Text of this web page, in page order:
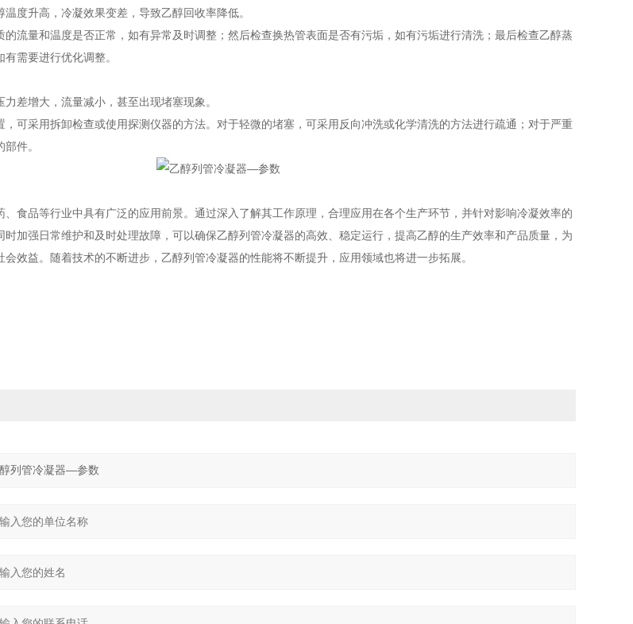
度升高，冷凝效果变差，导致乙醇回收率降低。
的流量和温度是否正常，如有异常及时调整；然后检查换热管表面是否有污垢，如有污垢进行清洗；最后检查乙醇蒸
需要进行优化调整。
差增大，流量减小，甚至出现堵塞现象。
，可采用拆卸检查或使用探测仪器的方法。对于轻微的堵塞，可采用反向冲洗或化学清洗的方法进行疏通；对于严重
件。
、食品等行业中具有广泛的应用前景。通过深入了解其工作原理，合理应用在各个生产环节，并针对影响冷凝效率的
时加强日常维护和及时处理故障，可以确保乙醇列管冷凝器的高效、稳定运行，提高乙醇的生产效率和产品质量，为
效益。随着技术的不断进步，乙醇列管冷凝器的性能将不断提升，应用领域也将进一步拓展。